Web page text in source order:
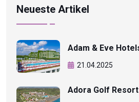
Neueste Artikel
Adam & Eve
21.04.2025
Adora Golf